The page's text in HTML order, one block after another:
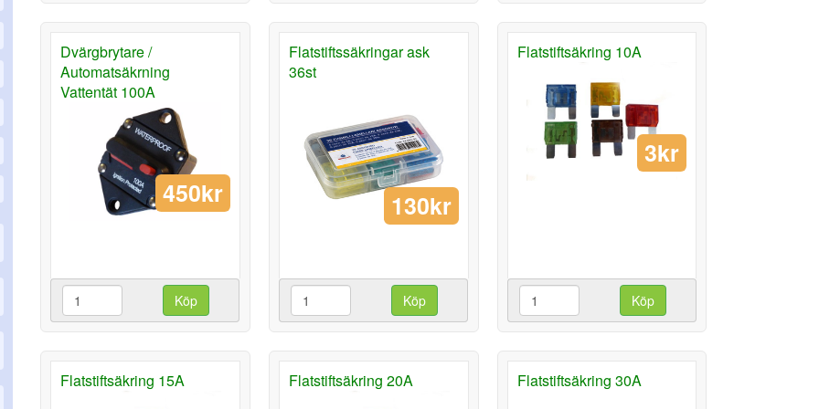
Dvärgbrytare /
Automatsäkrning
Vattentät 100A
450kr
Köp
Flatstiftssäkringar ask
36st
130kr
Köp
Flatstiftsäkring 10A
3kr
Köp
Flatstiftsäkring 15A Flatstiftsäkring 20A Flatstiftsäkring 30A